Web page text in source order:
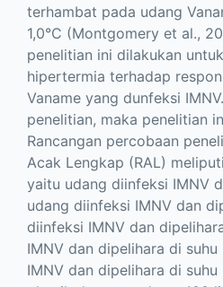
terhambat pada udang
1,0°C (Montgomery et al.,
penelitian ini dilakukan
hipertermia terhadap
Vaname yang dunfeksi
penelitian, maka penelitian
Rancangan percobaan
Acak Lengkap (RAL)
yaitu udang diinfeksi IMNV
udang diinfeksi IMNV dan
diinfeksi IMNV dan
IMNV dan dipelihara di
IMNV dan dipelihara di